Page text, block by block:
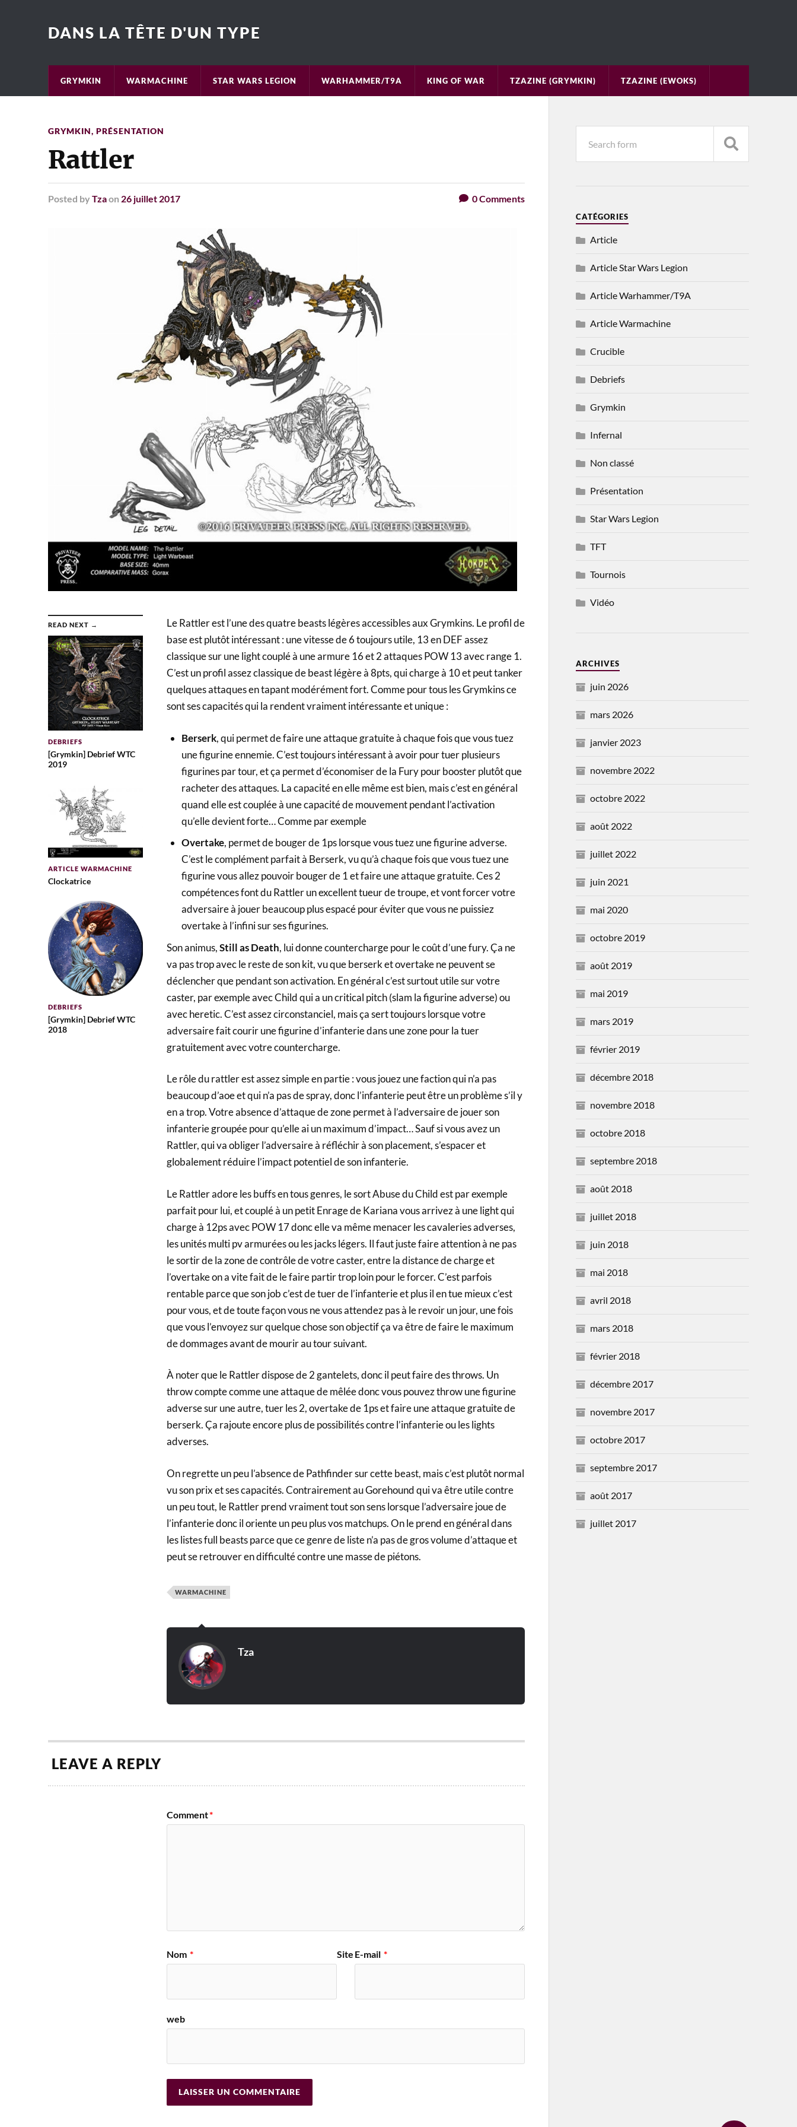
DANS LA TÊTE D'UN TYPE
GRYMKIN WARMACHINE STAR WARS LEGION WARHAMMER/T9A KING OF WAR TZAZINE (GRYMKIN) TZAZINE (EWOKS)
GRYMKIN, PRÉSENTATION
Rattler
Posted by Tzaon 26 juillet 2017 0Comments
READ NEXT →
DEBRIEFS
[Grymkin] Debrief WTC
2019
ARTICLE WARMACHINE
Clockatrice
DEBRIEFS
[Grymkin] Debrief WTC
2018
Le Rattler est l’une des quatre beasts légères accessibles aux Grymkins. Le profil de
base est plutôt intéressant : une vitesse de 6 toujours utile, 13 en DEF assez
classique sur une light couplé à une armure 16 et 2 attaques POW 13 avec range 1.
C’est un profil assez classique de beast légère à 8pts, qui charge à 10 et peut tanker
quelques attaques en tapant modérément fort. Comme pour tous les Grymkins ce
sont ses capacités qui la rendent vraiment intéressante et unique :
Berserk, qui permet de faire une attaque gratuite à chaque fois que vous tuez
une figurine ennemie. C’est toujours intéressant à avoir pour tuer plusieurs
figurines par tour, et ça permet d’économiser de la Fury pour booster plutôt que
racheter des attaques. La capacité en elle même est bien, mais c’est en général
quand elle est couplée à une capacité de mouvement pendant l’activation
qu’elle devient forte… Comme par exemple
Overtake, permet de bouger de 1ps lorsque vous tuez une figurine adverse.
C’est le complément parfait à Berserk, vu qu’à chaque fois que vous tuez une
figurine vous allez pouvoir bouger de 1 et faire une attaque gratuite. Ces 2
compétences font du Rattler un excellent tueur de troupe, et vont forcer votre
adversaire à jouer beaucoup plus espacé pour éviter que vous ne puissiez
overtake à l’infini sur ses figurines.
Son animus,Still as Death, lui donne countercharge pour le coût d’une fury. Ça ne
va pas trop avec le reste de son kit, vu que berserk et overtake ne peuvent se
déclencher que pendant son activation. En général c’est surtout utile sur votre
caster, par exemple avec Child qui a un critical pitch (slam la figurine adverse) ou
avec heretic. C’est assez circonstanciel, mais ça sert toujours lorsque votre
adversaire fait courir une figurine d’infanterie dans une zone pour la tuer
gratuitement avec votre countercharge.
Le rôle du rattler est assez simple en partie : vous jouez une faction qui n’a pas
beaucoup d’aoe et qui n’a pas de spray, donc l’infanterie peut être un problème s’il y
en a trop. Votre absence d’attaque de zone permet à l’adversaire de jouer son
infanterie groupée pour qu’elle ai un maximum d’impact… Sauf si vous avez un
Rattler, qui va obliger l’adversaire à réfléchir à son placement, s’espacer et
globalement réduire l’impact potentiel de son infanterie.
Le Rattler adore les buffs en tous genres, le sort Abuse du Child est par exemple
parfait pour lui, et couplé à un petit Enrage de Kariana vous arrivez à une light qui
charge à 12ps avec POW 17 donc elle va même menacer les cavaleries adverses,
les unités multi pv armurées ou les jacks légers. Il faut juste faire attention à ne pas
le sortir de la zone de contrôle de votre caster, entre la distance de charge et
l’overtake on a vite fait de le faire partir trop loin pour le forcer. C’est parfois
rentable parce que son job c’est de tuer de l’infanterie et plus il en tue mieux c’est
pour vous, et de toute façon vous ne vous attendez pas à le revoir un jour, une fois
que vous l’envoyez sur quelque chose son objectif ça va être de faire le maximum
de dommages avant de mourir au tour suivant.
À noter que le Rattler dispose de 2 gantelets, donc il peut faire des throws. Un
throw compte comme une attaque de mêlée donc vous pouvez throw une figurine
adverse sur une autre, tuer les 2, overtake de 1ps et faire une attaque gratuite de
berserk. Ça rajoute encore plus de possibilités contre l’infanterie ou les lights
adverses.
On regrette un peu l’absence de Pathfinder sur cette beast, mais c’est plutôt normal
vu son prix et ses capacités. Contrairement au Gorehound qui va être utile contre
un peu tout, le Rattler prend vraiment tout son sens lorsque l’adversaire joue de
l’infanterie donc il oriente un peu plus vos matchups. On le prend en général dans
les listes full beasts parce que ce genre de liste n’a pas de gros volume d’attaque et
peut se retrouver en difficulté contre une masse de piétons.
WARMACHINE
Tza
LEAVE A REPLY
Comment*
Nom * E-mail *
Site
web
CATÉGORIES
Article
Article Star Wars Legion
Article Warhammer/T9A
Article Warmachine
Crucible
Debriefs
Grymkin
Infernal
Non classé
Présentation
Star Wars Legion
TFT
Tournois
Vidéo
ARCHIVES
juin 2026
mars 2026
janvier 2023
novembre 2022
octobre 2022
août 2022
juillet 2022
juin 2021
mai 2020
octobre 2019
août 2019
mai 2019
mars 2019
février 2019
décembre 2018
novembre 2018
octobre 2018
septembre 2018
août 2018
juillet 2018
juin 2018
mai 2018
avril 2018
mars 2018
février 2018
décembre 2017
novembre 2017
octobre 2017
septembre 2017
août 2017
juillet 2017